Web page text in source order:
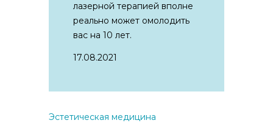
лазерной терапией вполне
реально может омолодить
вас на 10 лет.
17.08.2021
Эстетическая медицина